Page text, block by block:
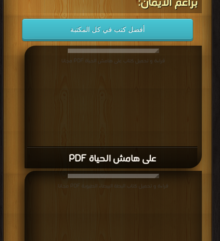
أفضل كتب في كل المكتبة
على هامش الحياة PDF
قراءة و تحميل كتاب على هامش الحياة PDF مجانا
قراءة و تحميل كتاب البطة البيضاء الطيوبة PDF مجانا